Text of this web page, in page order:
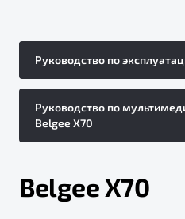
Руководство по
Руководство по
Belgee X70
Belgee X70